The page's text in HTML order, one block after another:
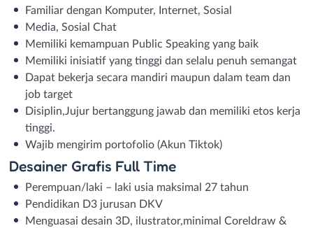
Familiar dengan Komputer, Internet, Sosial
Media, Sosial Chat
Memiliki kemampuan Public Speaking yang baik
Memiliki inisiatif yang tinggi dan selalu penuh semangat
Dapat bekerja secara mandiri maupun dalam team dan
job target
Disiplin,Jujur bertanggung jawab dan memiliki etos kerja
tinggi.
Wajib mengirim portofolio (Akun Tiktok)
Desainer Grafis Full Time
Perempuan/laki – laki usia maksimal 27 tahun
Pendidikan D3 jurusan DKV
Menguasai desain 3D, ilustrator,minimal Coreldraw &